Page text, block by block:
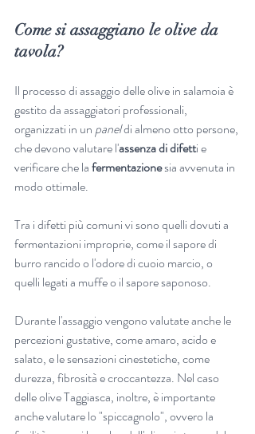
Come si assaggiano le olive da
tavola?
Il processo di assaggio delle olive in salamoia è
gestito da assaggiatori professionali,
organizzati in un panel di almeno otto persone,
che devono valutare l'assenza di difetti e
verificare che la fermentazione sia avvenuta in
modo ottimale.
Tra i difetti più comuni vi sono quelli dovuti a
fermentazioni improprie, come il sapore di
burro rancido o l'odore di cuoio marcio, o
quelli legati a muffe o il sapore saponoso.
Durante l'assaggio vengono valutate anche le
percezioni gustative, come amaro, acido e
salato, e le sensazioni cinestetiche, come
durezza, fibrosità e croccantezza. Nel caso
delle olive Taggiasca, inoltre, è importante
anche valutare lo "spiccagnolo", ovvero la